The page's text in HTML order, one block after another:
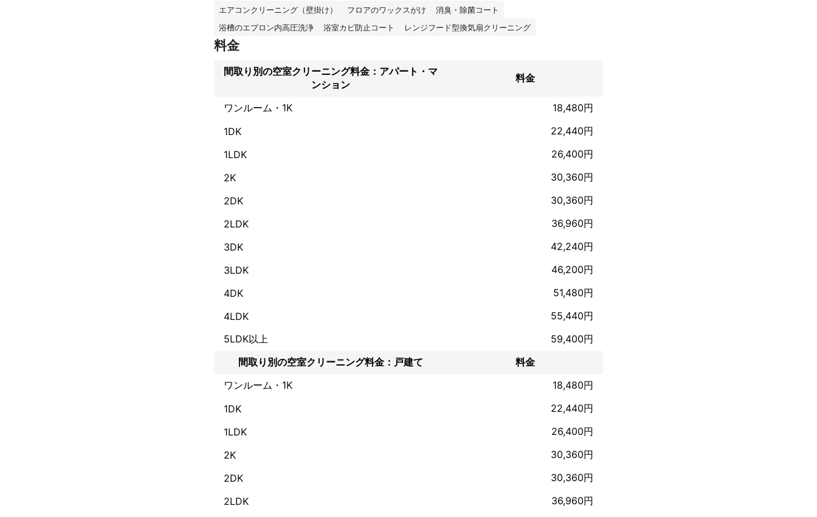
女性の一人暮らしの方も安心して頼んでいただけます。
年間約1000件以上の実績があり、経験には自信があり、在宅ハウスクリーニングを中心に腕を磨いて
きました。
万が一の場合の補償も損害保険加入済みで安心です。
作業終了後クリーニングにご満足いただけない場合は、その場でご指摘をお願いしております。
よろしくお願いいたします。
事前にお客様のご要望に沿えない場合は、お断りさせていただく場合がございます。
これまでの実績
年間2000件以上クリーニングさせていただいております。
安心してリピーターになられる方も多数いらっしゃいます。
エアコンクリーニング（壁掛け） フロアのワックスがけ
消臭・除菌コート
浴槽のエプロン内高圧洗浄
浴室カビ防止コート レンジフード型換気扇クリーニング
料金
間取り別の空室クリーニング料金：アパート・マ
ンション
料金
ワンルーム・1K
18,480円
1DK
22,440円
1LDK
26,400円
2K
30,360円
2DK
30,360円
2LDK
36,960円
3DK
42,240円
3LDK
46,200円
4DK
51,480円
4LDK
55,440円
5LDK以上
59,400円
間取り別の空室クリーニング料金：戸建て
料金
ワンルーム・1K
18,480円
1DK
22,440円
1LDK
26,400円
2K
30,360円
2DK
30,360円
2LDK
36,960円